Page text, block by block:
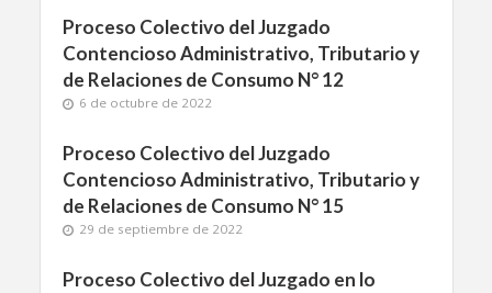
Proceso Colectivo del Juzgado
Contencioso Administrativo, Tributario y
de Relaciones de Consumo N° 12
6 de octubre de 2022
Proceso Colectivo del Juzgado
Contencioso Administrativo, Tributario y
de Relaciones de Consumo N° 15
29 de septiembre de 2022
Proceso Colectivo del Juzgado en lo